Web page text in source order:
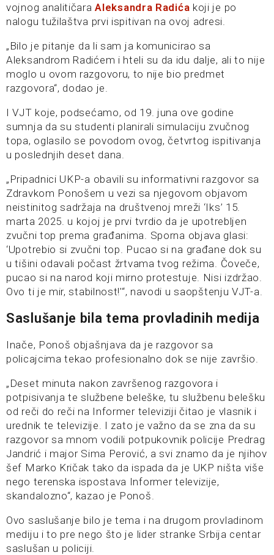
vojnog analitičaraAleksandra Radića koji je po
nalogu tužilaštva prvi ispitivan na ovoj adresi.
„Bilo je pitanje da li sam ja komunicirao sa
Aleksandrom Radićem i hteli su da idu dalje, ali to nije
moglo u ovom razgovoru, to nije bio predmet
razgovora“, dodao je.
I VJT koje, podsećamo, od 19. juna ove godine
sumnja da su studenti planirali simulaciju zvučnog
topa, oglasilo se povodom ovog, četvrtog ispitivanja
u poslednjih deset dana.
„Pripadnici UKP-a obavili su informativni razgovor sa
Zdravkom Ponošem u vezi sa njegovom objavom
neistinitog sadržaja na društvenoj mreži ‘Iks’ 15.
marta 2025. u kojoj je prvi tvrdio da je upotrebljen
zvučni top prema građanima. Sporna objava glasi:
‘Upotrebio si zvučni top. Pucao si na građane dok su
u tišini odavali počast žrtvama tvog režima. Čoveče,
pucao si na narod koji mirno protestuje. Nisi izdržao.
Ovo ti je mir, stabilnost!'“, navodi u saopštenju VJT-a.
Saslušanje bila tema provladinih medija
Inače, Ponoš objašnjava da je razgovor sa
policajcima tekao profesionalno dok se nije završio.
„Deset minuta nakon završenog razgovora i
potpisivanja te službene beleške, tu službenu belešku
od reči do reči na Informer televiziji čitao je vlasnik i
urednik te televizije. I zato je važno da se zna da su
razgovor sa mnom vodili potpukovnik policije Predrag
Jandrić i major Sima Perović, a svi znamo da je njihov
šef Marko Kričak tako da ispada da je UKP ništa više
nego terenska ispostava Informer televizije,
skandalozno“, kazao je Ponoš.
Ovo saslušanje bilo je tema i na drugom provladinom
mediju i to pre nego što je lider stranke Srbija centar
saslušan u policiji.